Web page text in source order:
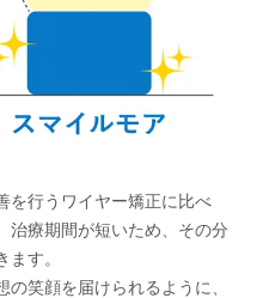
を行うワイヤー矯正に比べ
治療期間が短いため、その分
す。
笑顔を届けられるように、